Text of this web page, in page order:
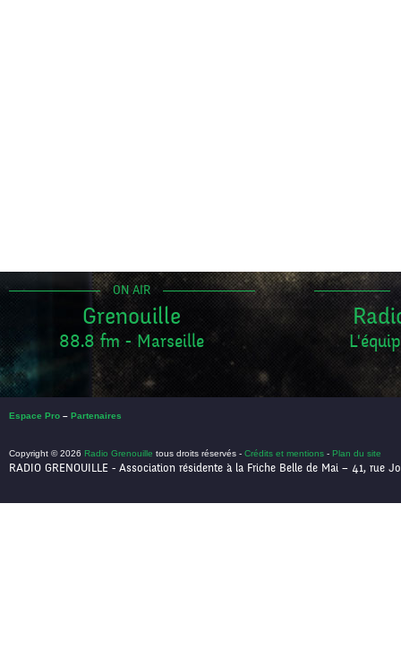
ON AIR
Grenouille
88.8 fm - Marseille
Espace Pro – Partenaires
Copyright © 2026 Radio Grenouille tous droits réservés - Crédits et mentions - Plan du site
RADIO GRENOUILLE - Association résidente à la Friche Belle de Mai – 41, rue